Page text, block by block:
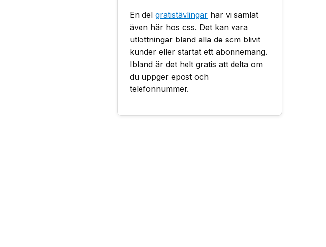
En del gratistävlingar har vi samlat
även här hos oss. Det kan vara
utlottningar bland alla de som blivit
kunder eller startat ett abonnemang.
Ibland är det helt gratis att delta om
du uppger epost och
telefonnummer.